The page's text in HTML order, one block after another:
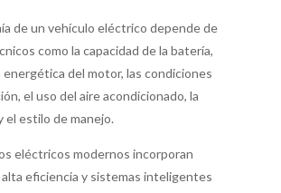
de un vehículo eléctrico depende de
como la capacidad de la batería,
energética del motor, las condiciones
el uso del aire acondicionado, la
el estilo de manejo.
eléctricos modernos incorporan
eficiencia y sistemas inteligentes